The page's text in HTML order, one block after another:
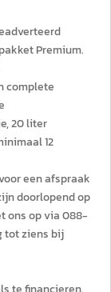
Premium.
complete
20 liter
12
een afspraak
doorlopend op
ons op via 088-
tot ziens bij